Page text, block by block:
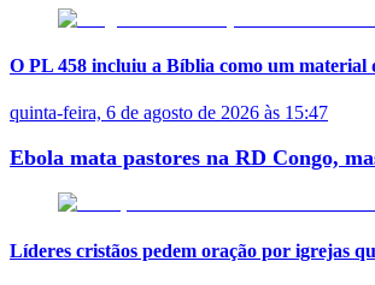
O PL 458 incluiu a Bíblia como um material
quinta-feira, 6 de agosto de 2026 às 15:47
Ebola mata pastores na RD Congo,
Líderes cristãos pedem oração por igrejas